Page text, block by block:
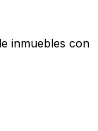
inmuebles con